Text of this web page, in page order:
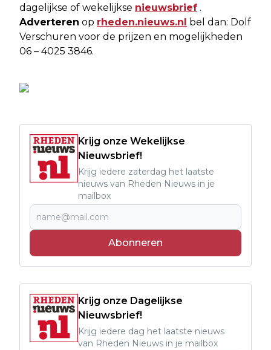
dagelijkse of wekelijkse nieuwsbrief .
Adverteren op rheden.nieuws.nl bel dan: Dolf
Verschuren voor de prijzen en mogelijkheden
06 – 4025 3846.
Krijg onze Wekelijkse
Nieuwsbrief!
Krijg iedere zaterdag het laatste
nieuws van Rheden Nieuws in je
mailbox
Abonneren
Krijg onze Dagelijkse
Nieuwsbrief!
Krijg iedere dag het laatste nieuws
van Rheden Nieuws in je mailbox